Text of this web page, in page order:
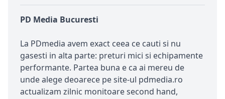
PD Media Bucuresti
La PDmedia avem exact ceea ce cauti si nu
gasesti in alta parte: preturi mici si echipamente
performante. Partea buna e ca ai mereu de
unde alege deoarece pe site-ul pdmedia.ro
actualizam zilnic monitoare second hand,